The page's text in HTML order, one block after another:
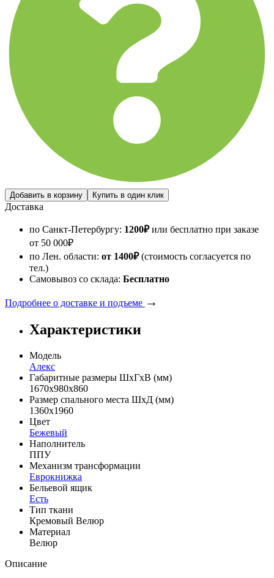
Доставка
по Санкт-Петербургу: 1200₽или бесплатно при заказе
от 50 000₽
по Лен. области: от 1400₽(стоимость согласуется по
тел.)
Самовывоз со склада: Бесплатно
Подробнее о доставке и подъеме →
Характеристики
Модель
Алекс
Габаритные размеры ШхГхВ (мм)
1670х980х860
Размер спального места ШхД (мм)
1360х1960
Цвет
Бежевый
Наполнитель
ППУ
Механизм трансформации
Еврокнижка
Бельевой ящик
Есть
Тип ткани
Кремовый Велюр
Материал
Велюр
Описание